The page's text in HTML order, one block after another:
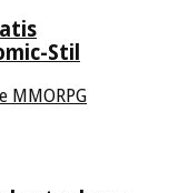
Stil